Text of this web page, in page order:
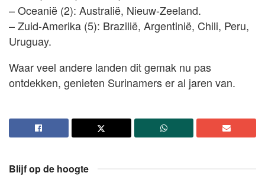
– Oceanië (2): Australië, Nieuw-Zeeland.
– Zuid-Amerika (5): Brazilië, Argentinië, Chili, Peru,
Uruguay.
Waar veel andere landen dit gemak nu pas
ontdekken, genieten Surinamers er al jaren van.
Blijf op de hoogte